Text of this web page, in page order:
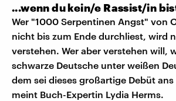
...wenn du kein/e Rassist/in
Wer "1000 Serpentinen Angst" von
nicht bis zum Ende durchliest, wird
verstehen. Wer aber verstehen will,
schwarze Deutsche unter weißen
dem sei dieses großartige Debüt
meint Buch-Expertin Lydia Herms.